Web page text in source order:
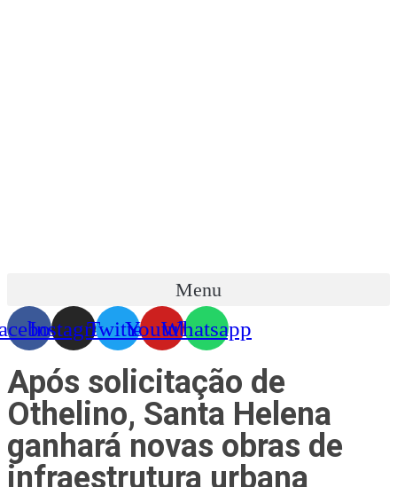
Menu
InstagramTwitterYoutubeWhatsapp
Após solicitação de
Othelino, Santa Helena
ganhará novas obras de
infraestrutura urbana